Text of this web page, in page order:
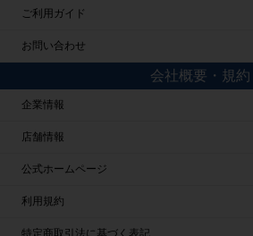
ご利用ガイド
お問い合わせ
会社概要・規約
企業情報
店舗情報
公式ホームページ
利用規約
特定商取引法に基づく表記